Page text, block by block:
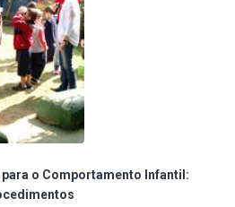
o Comportamento Infantil: